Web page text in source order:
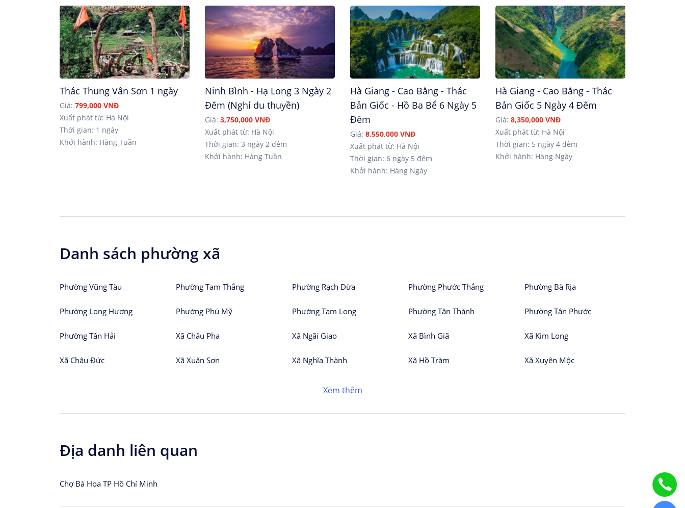
Thác Thung Vân Sơn 1 ngày
Giá: 799,000 VNĐ
Xuất phát từ: Hà Nội
Thời gian: 1 ngày
Khởi hành: Hàng Tuần
Ninh Bình - Hạ Long 3 Ngày 2
Đêm (Nghỉ du thuyền)
Giá: 3,750,000 VNĐ
Xuất phát từ: Hà Nội
Thời gian: 3 ngày 2 đêm
Khởi hành: Hàng Tuần
Hà Giang - Cao Bằng - Thác
Bản Giốc - Hồ Ba Bể 6 Ngày 5
Đêm
Giá: 8,550,000 VNĐ
Xuất phát từ: Hà Nội
Thời gian: 6 ngày 5 đêm
Khởi hành: Hàng Ngày
Hà Giang - Cao Bằng - Thác
Bản Giốc 5 Ngày 4 Đêm
Giá: 8,350,000 VNĐ
Xuất phát từ: Hà Nội
Thời gian: 5 ngày 4 đêm
Khởi hành: Hàng Ngày
Danh sách phường xã
Phường Vũng Tàu Phường Tam Thắng Phường Rạch Dừa Phường Phước Thắng Phường Bà Rịa
Phường Long Hương Phường Phú Mỹ Phường Tam Long Phường Tân Thành Phường Tân Phước
Phường Tân Hải Xã Châu Pha Xã Ngãi Giao Xã Bình Giã Xã Kim Long
Xã Châu Đức Xã Xuân Sơn Xã Nghĩa Thành Xã Hồ Tràm Xã Xuyên Mộc
Xem thêm
Địa danh liên quan
Chợ Bà Hoa TP Hồ Chí Minh